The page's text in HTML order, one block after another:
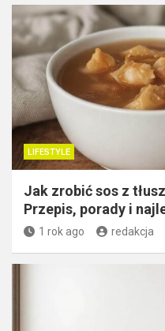
LIFESTYLE
Jak zrobić sos z
Przepis, porady i
1 rok ago redakcja